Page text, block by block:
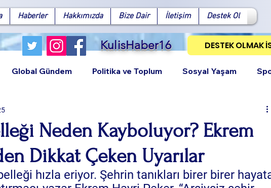
Haberler Hakkımızda Bize Dair İletişim Destek Ol
KulisHaber16 DESTEK OLMAK
FacebookX (Twitter)WhatsApp LinkedInPinterestBağlantıyı Kopyala
Global Gündem Politika ve Toplum Sosyal Yaşam
Neden Kayboluyor? Ekrem
Dikkat Çeken Uyarılar
hızla eriyor. Şehrin tanıkları birer birer